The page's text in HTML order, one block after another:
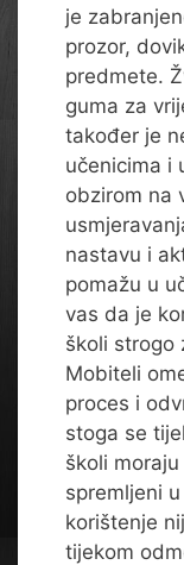
je
prozor,
predmete.
guma za
također je
učenicima i
obzirom na
nastavu i
pomažu u
vas da je
školi strogo
Mobiteli
proces i
stoga se
školi
spremljeni
korištenje
tijekom